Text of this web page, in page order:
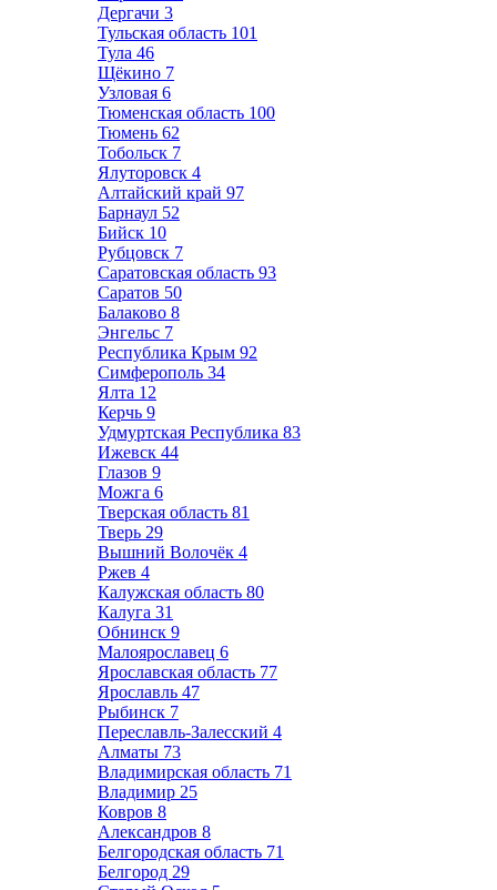
Дергачи 3
Тульская область 101
Тула 46
Щёкино 7
Узловая 6
Тюменская область 100
Тюмень 62
Тобольск 7
Ялуторовск 4
Алтайский край 97
Барнаул 52
Бийск 10
Рубцовск 7
Саратовская область 93
Саратов 50
Балаково 8
Энгельс 7
Республика Крым 92
Симферополь 34
Ялта 12
Керчь 9
Удмуртская Республика 83
Ижевск 44
Глазов 9
Можга 6
Тверская область 81
Тверь 29
Вышний Волочёк 4
Ржев 4
Калужская область 80
Калуга 31
Обнинск 9
Малоярославец 6
Ярославская область 77
Ярославль 47
Рыбинск 7
Переславль-Залесский 4
Алматы 73
Владимирская область 71
Владимир 25
Ковров 8
Александров 8
Белгородская область 71
Белгород 29